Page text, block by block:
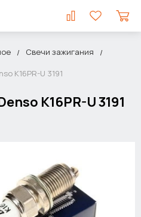
Свечи зажигания
K16PR-U 3191
K16PR-U 3191